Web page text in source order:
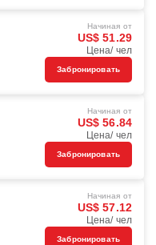
Начиная от
US$ 51.29
Цена/ чел
Забронировать
Начиная от
US$ 56.84
Цена/ чел
Забронировать
Начиная от
US$ 57.12
Цена/ чел
Забронировать